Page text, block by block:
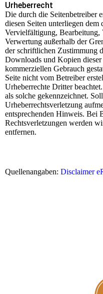
Urheberrecht
Die durch die Seitenbetreiber
diesen Seiten unterliegen
Vervielfältigung, Bearbeitung,
Verwertung außerhalb der
der schriftlichen Zustimmung
Downloads und Kopien
kommerziellen Gebrauch
Seite nicht vom Betreiber
Urheberrechte Dritter
als solche gekennzeichnet.
Urheberrechtsverletzung
entsprechenden Hinweis. Bei
Rechtsverletzungen werden
entfernen.
Quellenangaben: Disclaimer